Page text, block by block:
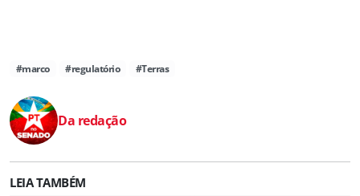
#marco #regulatório #Terras
Da redação
LEIA TAMBÉM